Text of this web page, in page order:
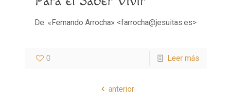
De: «Fernando Arrocha» <farrocha@jesuitas.es>
0 Leer más
anterior